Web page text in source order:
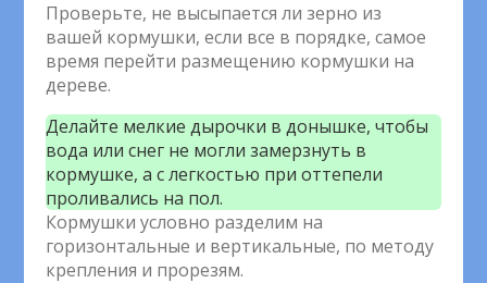
Проверьте, не высыпается ли зерно из
вашей кормушки, если все в порядке, самое
время перейти размещению кормушки на
дереве.
Делайте мелкие дырочки в донышке, чтобы
вода или снег не могли замерзнуть в
кормушке, а с легкостью при оттепели
проливались на пол.
Кормушки условно разделим на
горизонтальные и вертикальные, по методу
крепления и прорезям.